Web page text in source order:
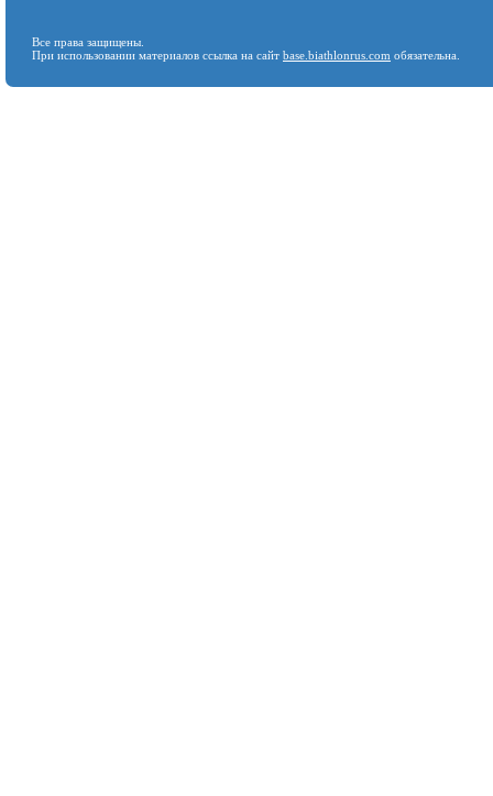
Все права защищены.
При использовании материалов ссылка на сайт base.biathlonrus.com обязательна.